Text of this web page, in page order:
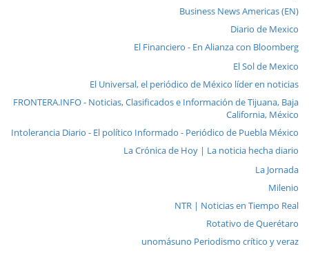
Business News Americas (EN)
Diario de Mexico
El Financiero - En Alianza con Bloomberg
El Sol de Mexico
El Universal, el periódico de México líder en noticias
FRONTERA.INFO - Noticias, Clasificados e Información de Tijuana, Baja
California, México
Intolerancia Diario - El político Informado - Periódico de Puebla México
La Crónica de Hoy | La noticia hecha diario
La Jornada
Milenio
NTR | Noticias en Tiempo Real
Rotativo de Querétaro
unomásuno Periodismo crítico y veraz